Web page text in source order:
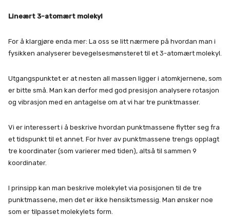
Lineært 3-atomært molekyl
For å klargjøre enda mer: La oss se litt nærmere på hvordan man i
fysikken analyserer bevegelsesmønsteret til et 3-atomært molekyl.
Utgangspunktet er at nesten all massen ligger i atomkjernene, som
er bitte små. Man kan derfor med god presisjon analysere rotasjon
og vibrasjon med en antagelse om at vi har tre punktmasser.
Vi er interessert i å beskrive hvordan punktmassene flytter seg fra
et tidspunkt til et annet. For hver av punktmassene trengs opplagt
tre koordinater (som varierer med tiden), altså til sammen 9
koordinater.
I prinsipp kan man beskrive molekylet via posisjonen til de tre
punktmassene, men det er ikke hensiktsmessig. Man ønsker noe
som er tilpasset molekylets form.